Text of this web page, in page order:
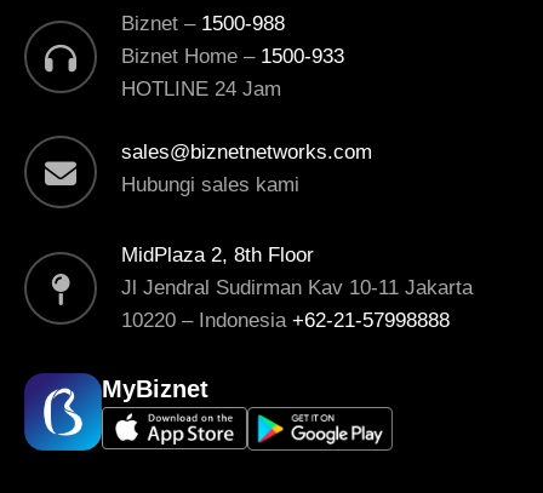
Biznet – 1500-988
Biznet Home – 1500-933
HOTLINE 24 Jam
sales@biznetnetworks.com
Hubungi sales kami
MidPlaza 2, 8th Floor
Jl Jendral Sudirman Kav 10-11 Jakarta
10220 – Indonesia+62-21-57998888
MyBiznet